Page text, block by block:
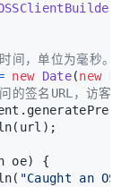
间，单位为毫秒。
new Date(new
的签名URL，访客可
oe) {
"Caught an